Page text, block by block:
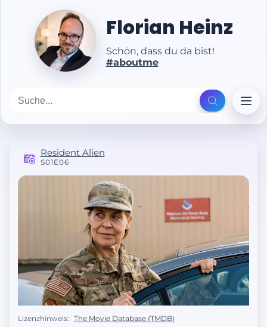
Florian Heinz
Schön, dass du da bist!
#aboutme
Resident Alien
S01E06
Lizenzhinweis: The Movie Database (TMDB)